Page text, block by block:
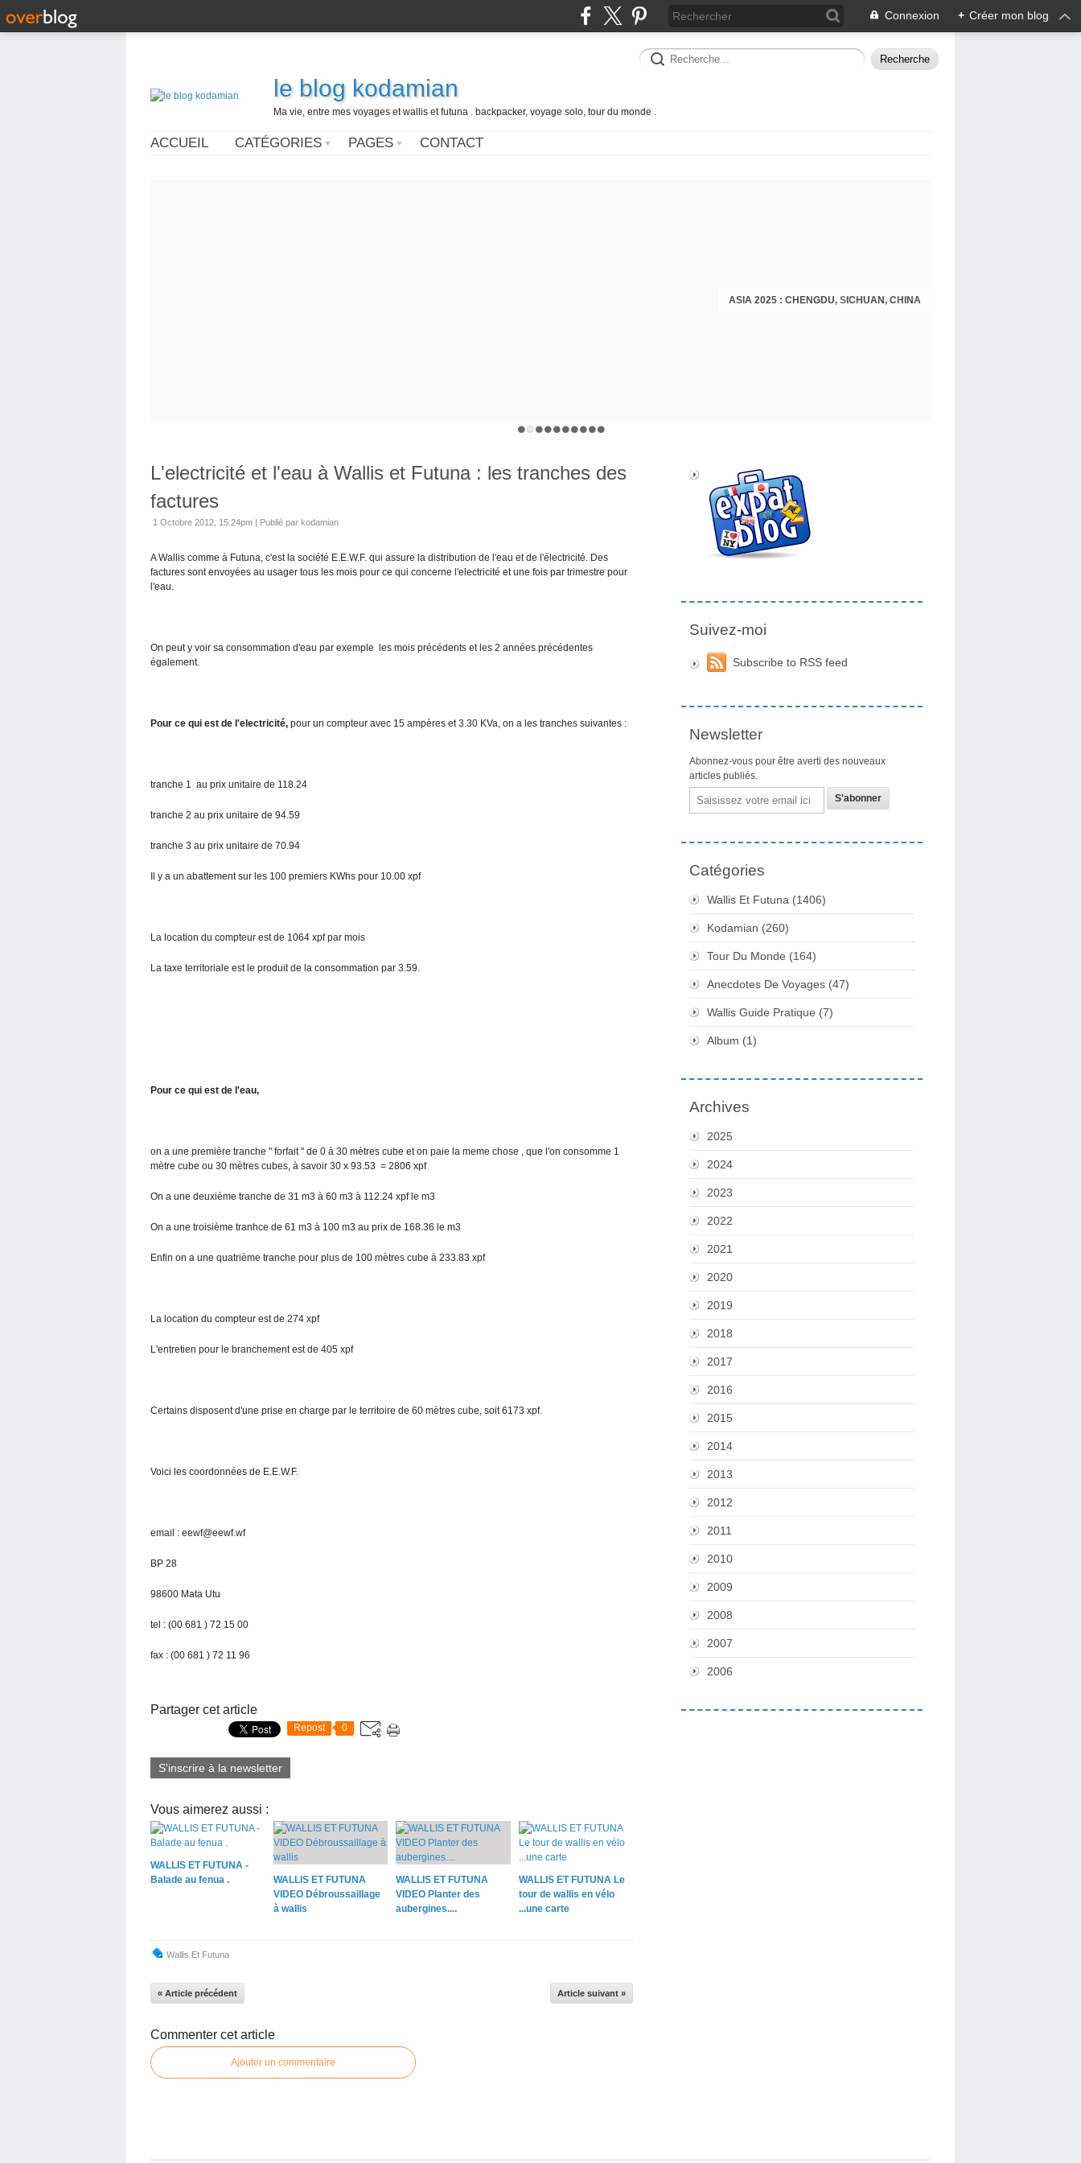
Connexion + Créer mon blog
le blog kodamian
Ma vie, entre mes voyages et wallis et futuna . backpacker, voyage solo, tour du monde .
ACCUEIL CATÉGORIES PAGES CONTACT
ASIA 2025 : CHENGDU, SICHUAN, CHINA
CHENGDU 2025
L'electricité et l'eau à Wallis et Futuna : les tranches des
factures
1 Octobre 2012, 15:24pm | Publié par kodamian
A Wallis comme à Futuna, c'est la société E.E.W.F. qui assure la distribution de l'eau et de l'électricité. Des
factures sont envoyées au usager tous les mois pour ce qui concerne l'electricité et une fois par trimestre pour
l'eau.
On peut y voir sa consommation d'eau par exemple les mois précédents et les 2 années précédentes
également.
Pour ce qui est de l'electricité, pour un compteur avec 15 ampères et 3.30 KVa, on a les tranches suivantes :
tranche 1 au prix unitaire de 118.24
tranche 2 au prix unitaire de 94.59
tranche 3 au prix unitaire de 70.94
Il y a un abattement sur les 100 premiers KWhs pour 10.00 xpf
La location du compteur est de 1064 xpf par mois
La taxe territoriale est le produit de la consommation par 3.59.
Pour ce qui est de l'eau,
on a une première tranche " forfait " de 0 à 30 mètres cube et on paie la meme chose , que l'on consomme 1
mètre cube ou 30 mètres cubes, à savoir 30 x 93.53 = 2806 xpf
On a une deuxième tranche de 31 m3 à 60 m3 à 112.24 xpf le m3
On a une troisième tranhce de 61 m3 à 100 m3 au prix de 168.36 le m3
Enfin on a une quatrième tranche pour plus de 100 mètres cube à 233.83 xpf
La location du compteur est de 274 xpf
L'entretien pour le branchement est de 405 xpf
Certains disposent d'une prise en charge par le territoire de 60 mètres cube, soit 6173 xpf.
Voici les coordonnées de E.E.W.F.
email : eewf@eewf.wf
BP 28
98600 Mata Utu
tel : (00 681 ) 72 15 00
fax : (00 681 ) 72 11 96
Partager cet article
Repost 0
S'inscrire à la newsletter
Vous aimerez aussi :
WALLIS ET FUTUNA -
Balade au fenua .
WALLIS ET FUTUNA
VIDEO Débroussaillage
à wallis
WALLIS ET FUTUNA
VIDEO Planter des
aubergines....
WALLIS ET FUTUNA Le
tour de wallis en vélo
...une carte
Wallis Et Futuna
« Article précédent Article suivant »
Commenter cet article
Ajouter un commentaire
Suivez-moi
Subscribe to RSS feed
Newsletter
Abonnez-vous pour être averti des nouveaux
articles publiés.
Email
Catégories
Wallis Et Futuna (1406)
Kodamian (260)
Tour Du Monde (164)
Anecdotes De Voyages (47)
Wallis Guide Pratique (7)
Album (1)
Archives
2025
2024
2023
2022
2021
2020
2019
2018
2017
2016
2015
2014
2013
2012
2011
2010
2009
2008
2007
2006